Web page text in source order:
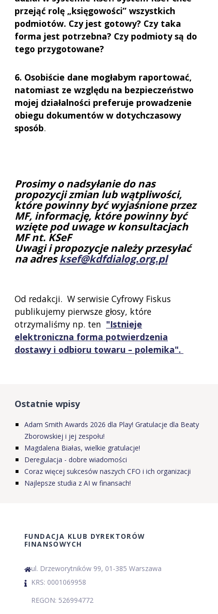
przejąć rolę „księgowości” wszystkich
podmiotów. Czy jest gotowy? Czy taka
forma jest potrzebna? Czy podmioty są do
tego przygotowane?
6. Osobiście dane mogłabym raportować,
natomiast ze względu na bezpieczeństwo
mojej działalności preferuje prowadzenie
obiegu dokumentów w dotychczasowy
sposób.
Prosimy o nadsyłanie do nas
propozycji zmian lub wątpliwości,
które powinny być wyjaśnione przez
MF, informację, które powinny być
wzięte pod uwage w konsultacjach
MF nt. KSeF
Uwagi i propozycje należy przesyłać
na adresksef@kdfdialog.org.pl
Od redakcji. W serwisie Cyfrowy Fiskus
publikujemy pierwsze głosy, które
otrzymaliśmy np. ten "Istnieje
elektroniczna forma potwierdzenia
dostawy i odbioru towaru – polemika".
Ostatnie wpisy
Adam Smith Awards 2026 dla Play! Gratulacje dla Beaty
Zborowskiej i jej zespołu!
Magdalena Białas, wielkie gratulacje!
Deregulacja - dobre wiadomości
Coraz więcej sukcesów naszych CFO i ich organizacji
Najlepsze studia z AI w finansach!
FUNDACJA KLUB DYREKTORÓW
FINANSOWYCH
ul. Drzeworytników 99, 01-385 Warszawa
KRS: 0001069958
REGON: 526994772